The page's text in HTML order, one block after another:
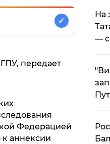
✓
передает
Федерацией
аннексии
На
—